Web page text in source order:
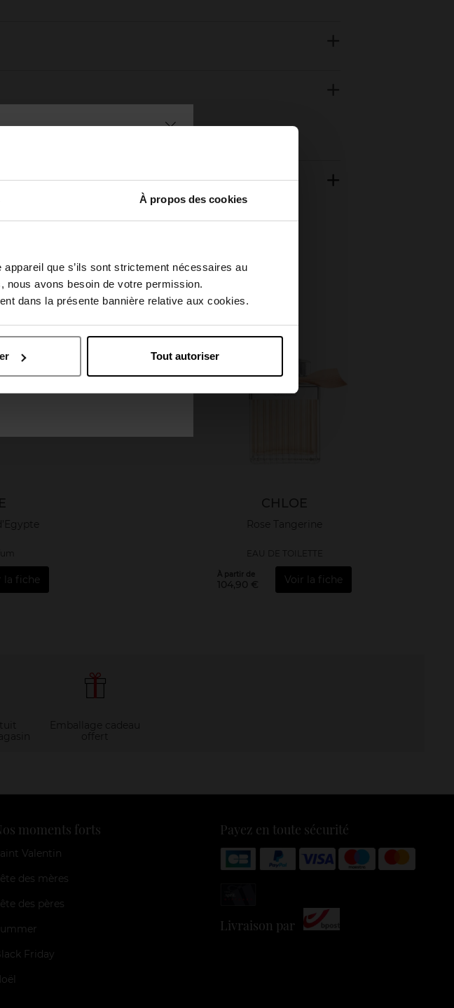
À propos des cookies
que s’ils sont strictement nécessaires au
nous avons besoin de votre permission.
dans la présente bannière relative aux cookies.
Tout autoriser
la fiche
Exclusivité Web
CHLOE
Rose Tangerine
EAU DE TOILETTE
À partir de
104,90 € Voir la fiche
moments forts
Valentin
des mères
des pères
Friday
Payez en toute sécurité
Livraison par
pays